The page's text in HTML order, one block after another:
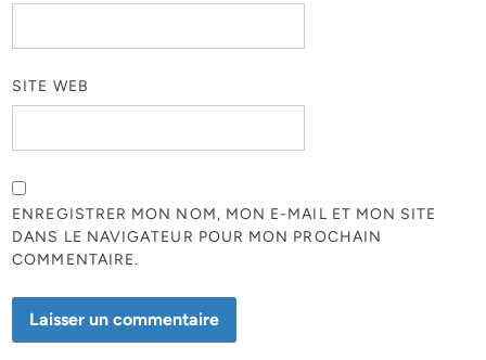
SITE WEB
ENREGISTRER MON NOM, MON E-MAIL ET MON SITE
DANS LE NAVIGATEUR POUR MON PROCHAIN
COMMENTAIRE.